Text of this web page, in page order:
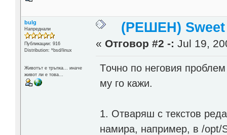
bulg
Напреднали
Публикации: 916
Distribution: *bsd/linux
Животът е тръпка... иначе
живот ли е това...
(РЕШЕН) Sweet
« Отговор #2 -: Jul 19,
Tочно по неговия
му го кажи.
1. Отваряш с текстов
намира, например, в /opt/